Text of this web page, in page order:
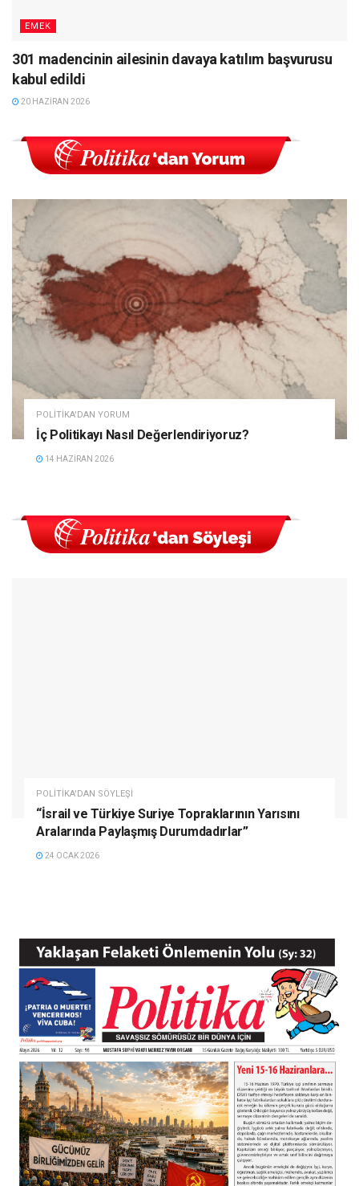
EMEK
301 madencinin ailesinin davaya katılım başvurusu
kabul edildi
20 HAZIRAN 2026
POLITIKA'DAN YORUM
İç Politikayı Nasıl Değerlendiriyoruz?
14 HAZIRAN 2026
POLITIKA'DAN SÖYLEŞI
“İsrail ve Türkiye Suriye Topraklarının Yarısını
Aralarında Paylaşmış Durumdadırlar”
24 OCAK 2026